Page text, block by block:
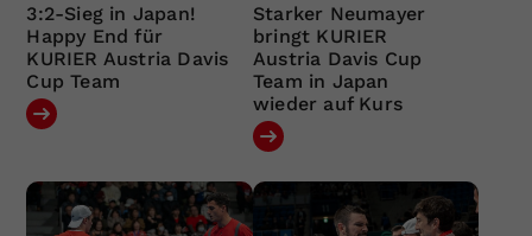
3:2-Sieg in Japan!
Happy End für
KURIER Austria Davis
Cup Team
Starker Neumayer
bringt KURIER
Austria Davis Cup
Team in Japan
wieder auf Kurs